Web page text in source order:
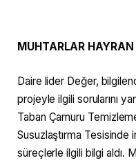
MUHTARLAR HAYRAN
Daire lider Değer,
projeyle ilgili sorularını
Taban Çamuru
Susuzlaştırma Tesisinde
süreçlerle ilgili bilgi aldı.